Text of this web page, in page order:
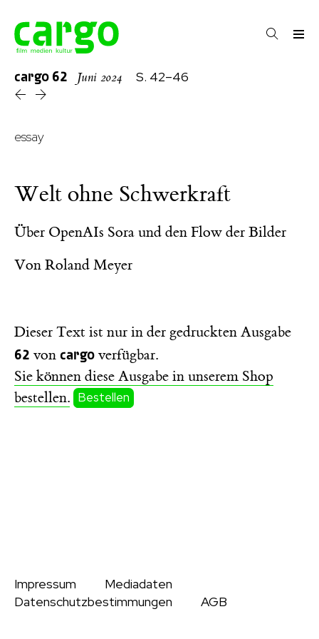
cargo 62 Juni 2024 S. 42–46
essay
Welt ohne Schwerkraft
Über OpenAIs Sora und den Flow der Bilder
Von Roland Meyer
Dieser Text ist nur in der gedruckten Ausgabe
62 von cargo verfügbar.
Sie können diese Ausgabe in unserem Shop
bestellen. Bestellen
Impressum
Mediadaten
Datenschutzbestimmungen
AGB